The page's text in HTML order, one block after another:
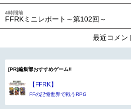
4時間前
FFRKミニレポート～第102回～
最近コメン
[PR]編集部おすすめゲーム!!
【FFRK】
FFの記憶世界で戦うRPG